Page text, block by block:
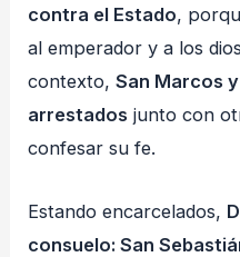
contra el Estado,
al emperador y a los
contexto,San Marcos
arrestados junto con
confesar su fe.
Estando encarcelados,
consuelo: San